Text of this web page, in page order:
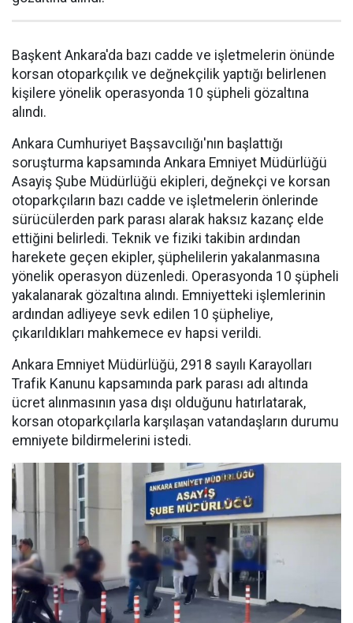
Başkent Ankara'da bazı cadde ve işletmelerin önünde
korsan otoparkçılık ve değnekçilik yaptığı belirlenen
kişilere yönelik operasyonda 10 şüpheli gözaltına
alındı.
Ankara Cumhuriyet Başsavcılığı'nın başlattığı
soruşturma kapsamında Ankara Emniyet Müdürlüğü
Asayiş Şube Müdürlüğü ekipleri, değnekçi ve korsan
otoparkçıların bazı cadde ve işletmelerin önlerinde
sürücülerden park parası alarak haksız kazanç elde
ettiğini belirledi. Teknik ve fiziki takibin ardından
harekete geçen ekipler, şüphelilerin yakalanmasına
yönelik operasyon düzenledi. Operasyonda 10 şüpheli
yakalanarak gözaltına alındı. Emniyetteki işlemlerinin
ardından adliyeye sevk edilen 10 şüpheliye,
çıkarıldıkları mahkemece ev hapsi verildi.
Ankara Emniyet Müdürlüğü, 2918 sayılı Karayolları
Trafik Kanunu kapsamında park parası adı altında
ücret alınmasının yasa dışı olduğunu hatırlatarak,
korsan otoparkçılarla karşılaşan vatandaşların durumu
emniyete bildirmelerini istedi.